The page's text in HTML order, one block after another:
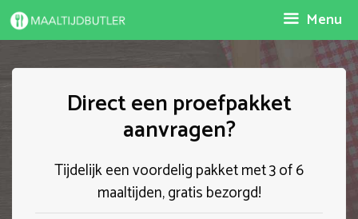
Spring
naar
Menu
Direct een proefpakket
aanvragen?
Tijdelijk een voordelig pakket met 3 of 6
maaltijden, gratis bezorgd!